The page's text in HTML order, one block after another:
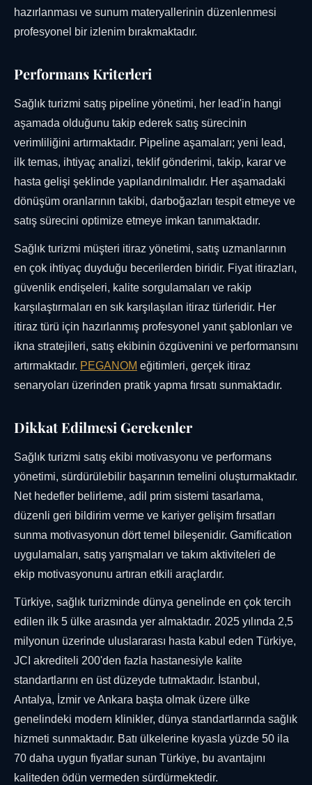
hazırlanması ve sunum materyallerinin düzenlenmesi
profesyonel bir izlenim bırakmaktadır.
Performans Kriterleri
Sağlık turizmi satış pipeline yönetimi, her lead'in hangi
aşamada olduğunu takip ederek satış sürecinin
verimliliğini artırmaktadır. Pipeline aşamaları; yeni lead,
ilk temas, ihtiyaç analizi, teklif gönderimi, takip, karar ve
hasta gelişi şeklinde yapılandırılmalıdır. Her aşamadaki
dönüşüm oranlarının takibi, darboğazları tespit etmeye ve
satış sürecini optimize etmeye imkan tanımaktadır.
Sağlık turizmi müşteri itiraz yönetimi, satış uzmanlarının
en çok ihtiyaç duyduğu becerilerden biridir. Fiyat itirazları,
güvenlik endişeleri, kalite sorgulamaları ve rakip
karşılaştırmaları en sık karşılaşılan itiraz türleridir. Her
itiraz türü için hazırlanmış profesyonel yanıt şablonları ve
ikna stratejileri, satış ekibinin özgüvenini ve performansını
artırmaktadır. PEGANOM eğitimleri, gerçek itiraz
senaryoları üzerinden pratik yapma fırsatı sunmaktadır.
Dikkat Edilmesi Gerekenler
Sağlık turizmi satış ekibi motivasyonu ve performans
yönetimi, sürdürülebilir başarının temelini oluşturmaktadır.
Net hedefler belirleme, adil prim sistemi tasarlama,
düzenli geri bildirim verme ve kariyer gelişim fırsatları
sunma motivasyonun dört temel bileşenidir. Gamification
uygulamaları, satış yarışmaları ve takım aktiviteleri de
ekip motivasyonunu artıran etkili araçlardır.
Türkiye, sağlık turizminde dünya genelinde en çok tercih
edilen ilk 5 ülke arasında yer almaktadır. 2025 yılında 2,5
milyonun üzerinde uluslararası hasta kabul eden Türkiye,
JCI akrediteli 200'den fazla hastanesiyle kalite
standartlarını en üst düzeyde tutmaktadır. İstanbul,
Antalya, İzmir ve Ankara başta olmak üzere ülke
genelindeki modern klinikler, dünya standartlarında sağlık
hizmeti sunmaktadır. Batı ülkelerine kıyasla yüzde 50 ila
70 daha uygun fiyatlar sunan Türkiye, bu avantajını
kaliteden ödün vermeden sürdürmektedir.